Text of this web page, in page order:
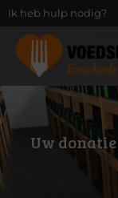
Ik heb hulp nodig?
Uw